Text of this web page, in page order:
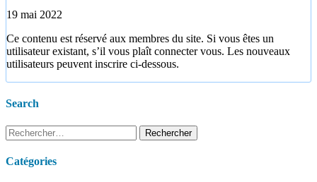
19 mai 2022
Ce contenu est réservé aux membres du site. Si vous êtes un
utilisateur existant, s’il vous plaît connecter vous. Les nouveaux
utilisateurs peuvent inscrire ci-dessous.
Search
Rechercher :
Catégories